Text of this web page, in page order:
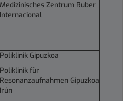
Medizinisches Zentrum Ruber
Internacional
Poliklinik Gipuzkoa
Poliklinik für
Resonanzaufnahmen Gipuzkoa
Irún